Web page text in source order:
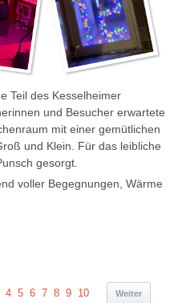
Teil des Kesselheimer
und Besucher erwartete
mit einer gemütlichen
und Klein. Für das leibliche
gesorgt.
voller Begegnungen, Wärme
4 5 6 7 8 9 10 Weiter